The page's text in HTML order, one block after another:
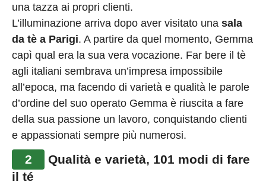
una tazza ai propri clienti.
L’illuminazione arriva dopo aver visitato una sala
da tè a Parigi. A partire da quel momento, Gemma
capì qual era la sua vera vocazione. Far bere il tè
agli italiani sembrava un’impresa impossibile
all’epoca, ma facendo di varietà e qualità le parole
d’ordine del suo operato Gemma è riuscita a fare
della sua passione un lavoro, conquistando clienti
e appassionati sempre più numerosi.
2
Qualità e varietà, 101 modi di fare
il té